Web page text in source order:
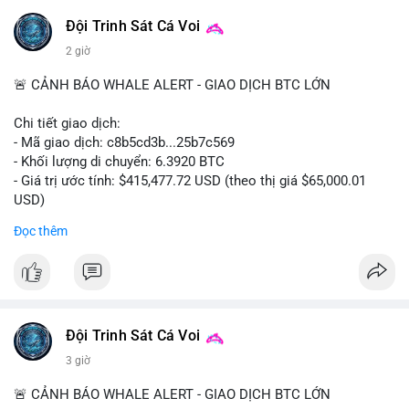
Đội Trinh Sát Cá Voi
2 giờ
🚨 CẢNH BÁO WHALE ALERT - GIAO DỊCH BTC LỚN
Chi tiết giao dịch:
- Mã giao dịch: c8b5cd3b...25b7c569
- Khối lượng di chuyển: 6.3920 BTC
- Giá trị ước tính: $415,477.72 USD (theo thị giá $65,000.01
USD)
nghìn USD được xác nhận trong mempool, mức chuyển động
khả năng là cá voi tái phân bổ tài sản giữa các ví nóng hoặc
chuẩn bị thanh khoản cho chiến lược giao dịch ngắn hạn. Nếu
bán có thể hình thành. Ngược lại, nếu BTC được chuyển sang
Đọc thêm
Đội Trinh Sát Cá Voi
3 giờ
🚨 CẢNH BÁO WHALE ALERT - GIAO DỊCH BTC LỚN